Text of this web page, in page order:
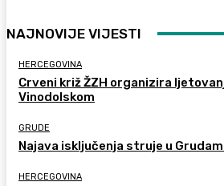
NAJNOVIJE VIJESTI
HERCEGOVINA
Crveni križ ŽZH organizira
Vinodolskom
GRUDE
Najava isključenja struje u
HERCEGOVINA